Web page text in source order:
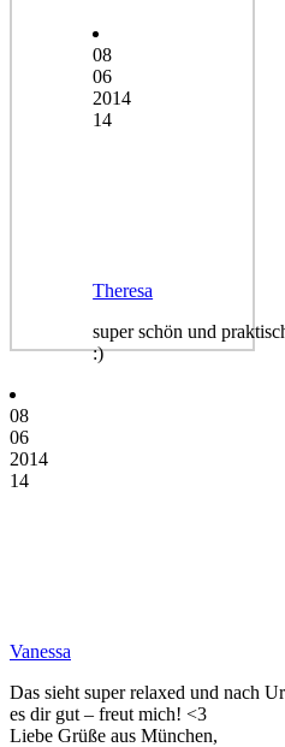
08
06
2014
14
Theresa
super schön und
:)
08
06
2014
14
Vanessa
Das sieht super relaxed und nach
es dir gut – freut mich! <3
Liebe Grüße aus München,